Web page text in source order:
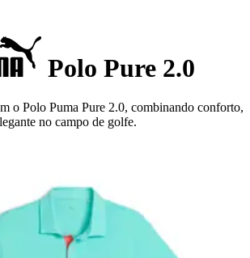
Polo Pure 2.0
o Polo Puma Pure 2.0, combinando conforto,
no campo de golfe.